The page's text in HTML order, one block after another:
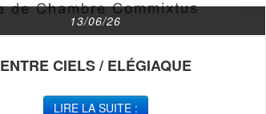
13/06/26
ENTRE CIELS / ELÉGIAQUE
LIRE LA SUITE :